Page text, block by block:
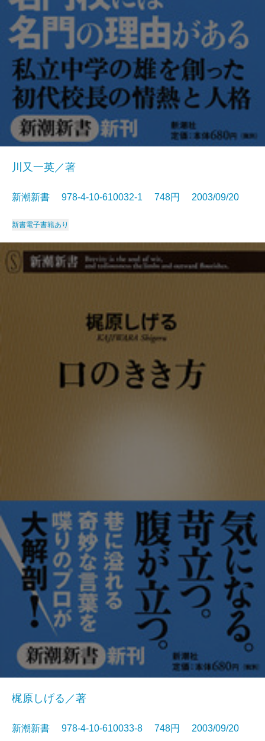
川又一英／著
新潮新書 978-4-10-610032-1 748円 2003/09/20
新書電子書籍あり
梶原しげる／著
新潮新書 978-4-10-610033-8 748円 2003/09/20